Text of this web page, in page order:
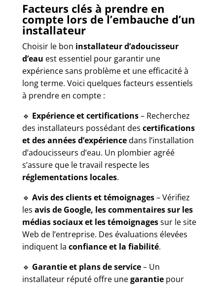
Facteurs clés à prendre en
compte lors de l’embauche d’un
installateur
Choisir le bon installateur d’adoucisseur
d’eau est essentiel pour garantir une
expérience sans problème et une efficacité à
long terme. Voici quelques facteurs essentiels
à prendre en compte :
🔹 Expérience et certifications– Recherchez
des installateurs possédant des certifications
et des années d’expériencedans l’installation
d’adoucisseurs d’eau. Un plombier agréé
s’assure que le travail respecte les
réglementations locales.
🔹 Avis des clients et témoignages– Vérifiez
les avis de Google, les commentaires sur les
médias sociaux et les témoignagessur le site
Web de l’entreprise. Des évaluations élevées
indiquent la confiance et la fiabilité.
🔹 Garantie et plans de service– Un
installateur réputé offre unegarantiepour